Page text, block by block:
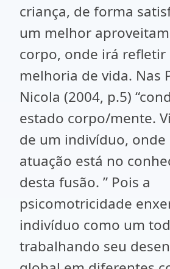
criança, de forma
um melhor
corpo, onde irá refletir
melhoria de vida. Nas
Nicola (2004, p.5)
estado corpo/mente.
de um indivíduo, onde
atuação está no
desta fusão. ” Pois a
psicomotricidade
indivíduo como um
trabalhando seu